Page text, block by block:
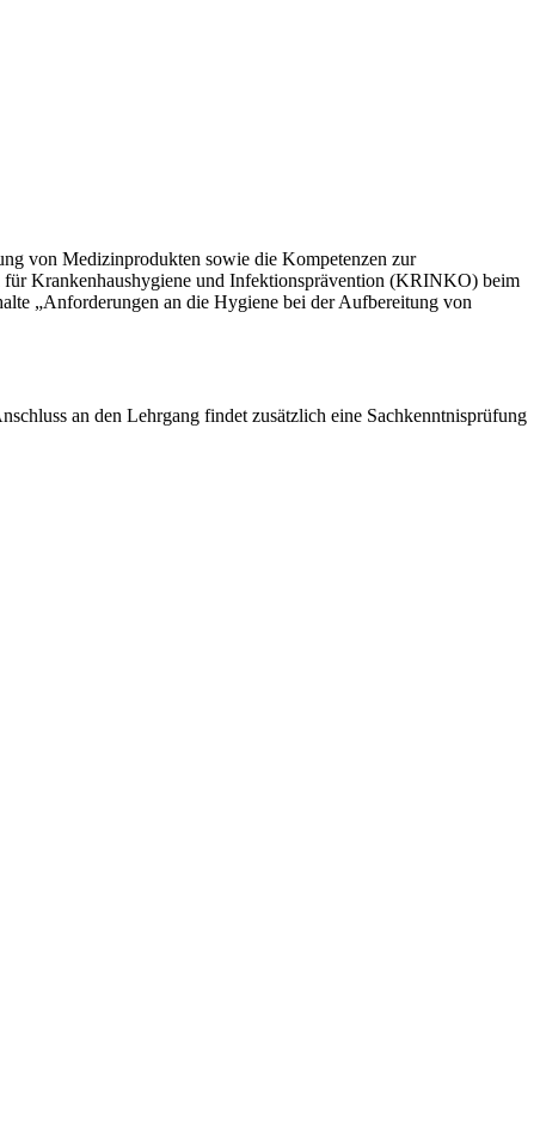
von Medizinprodukten sowie die Kompetenzen zur
für Krankenhaushygiene und Infektionsprävention (KRINKO) beim
„Anforderungen an die Hygiene bei der Aufbereitung von
an den Lehrgang findet zusätzlich eine Sachkenntnisprüfung